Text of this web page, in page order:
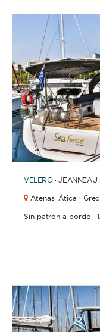
VELERO · JEANNEAU
Atenas, Ática ·
Sin patrón a bordo ·